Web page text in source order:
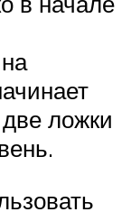
ложки